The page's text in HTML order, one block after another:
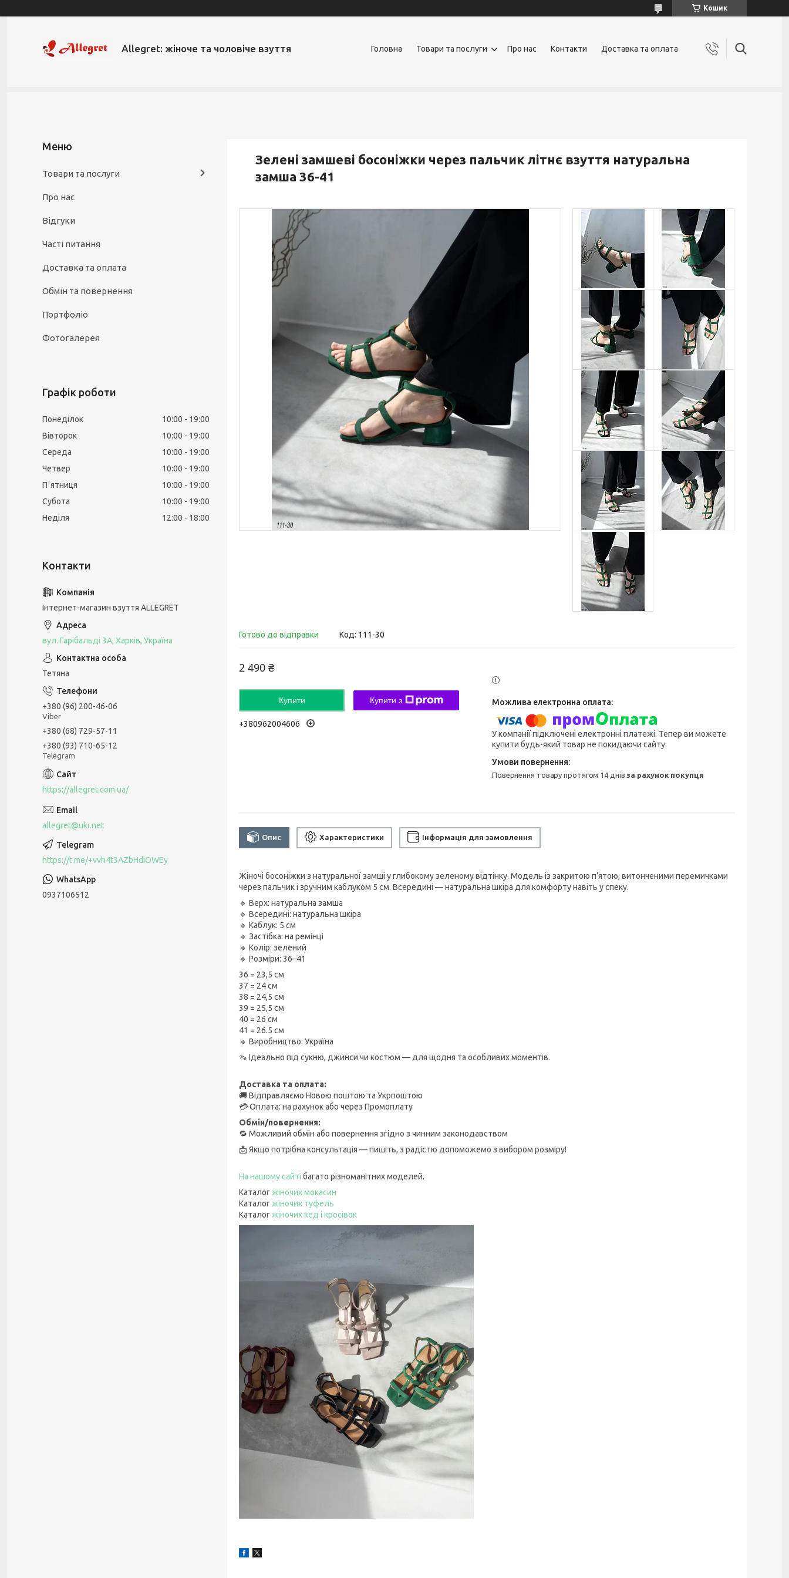
Кошик
Allegret: жіноче та чоловіче взуття Головна Товари та послуги Про нас Контакти Доставка та оплата
Зелені замшеві босоніжки через пальчик літнє взуття натуральна
замша 36-41
Готово до відправки Код: 111-30
2 490 ₴
Купити Купити з
+380962004606
У компанії підключені електронні платежі. Тепер ви можете
купити будь-який товар не покидаючи сайту.
повернення товару протягом 14 днівза рахунок покупця
Опис Характеристики Інформація для замовлення
Жіночі босоніжки з натуральної замші у глибокому зеленому відтінку. Модель із закритою п’ятою, витонченими перемичками
через пальчик і зручним каблуком 5 см. Всередині — натуральна шкіра для комфорту навіть у спеку.
🔹 Верх: натуральна замша
🔹 Всередині: натуральна шкіра
🔹 Каблук: 5 см
🔹 Застібка: на ремінці
🔹 Колір: зелений
🔹 Розміри: 36–41
36 = 23,5 см
37 = 24 см
38 = 24,5 см
39 = 25,5 см
40 = 26 см
41 = 26.5 см
🔹 Виробництво: Україна
👡 Ідеально під сукню, джинси чи костюм — для щодня та особливих моментів.
Доставка та оплата:
🚚 Відправляємо Новою поштою та Укрпоштою
💳 Оплата: на рахунок або через Промоплату
Обмін/повернення:
🔁 Можливий обмін або повернення згідно з чинним законодавством
📩 Якщо потрібна консультація — пишіть, з радістю допоможемо з вибором розміру!
На нашому сайті багато різноманітних моделей.
Каталог жіночих мокасин
Каталог жіночих туфель
Каталог жіночих кед і кросівок
Товари та послуги
Про нас
Відгуки
Часті питання
Доставка та оплата
Обмін та повернення
Портфоліо
Фотогалерея
Графік роботи
Понеділок 10:00
19:00
Вівторок
10:00
19:00
Середа
10:00
19:00
Четвер
10:00
19:00
Пʼятниця
10:00
19:00
Субота
10:00
19:00
Неділя
12:00 18:00
Інтернет-магазин взуття ALLEGRET
вул. Гарібальді 3А, Харків, Україна
Тетяна
+380 (96) 200-46-06
Viber
+380 (68) 729-57-11
+380 (93) 710-65-12
Telegram
https://allegret.com.ua/
allegret@ukr.net
https://t.me/+vvh4t3AZbHdiOWEy
0937106512